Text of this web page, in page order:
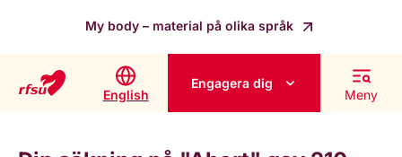
My body – material på olika språk
English
Engagera dig
Meny